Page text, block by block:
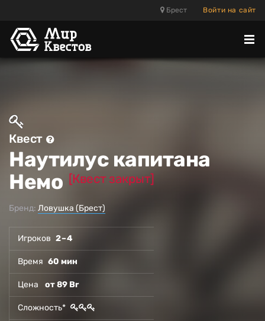
Брест Войти на сайт
Квест
Наутилус капитана
Немо [Квест закрыт]
Бренд: Ловушка (Брест)
Игроков 2 – 4
Время 60 мин
Цена от 89 Br
Сложность*